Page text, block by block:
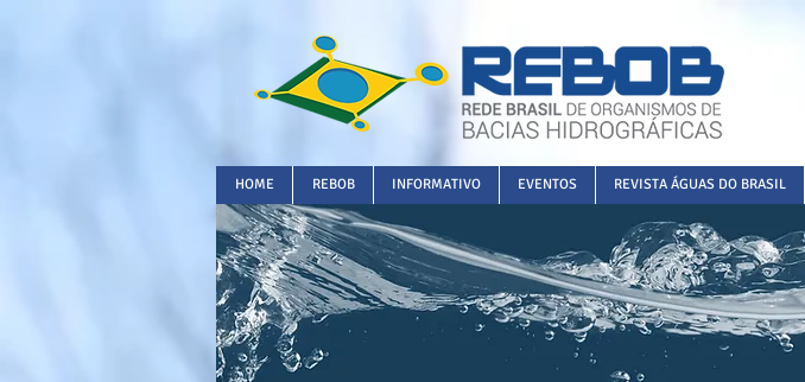
HOME REBOB INFORMATIVO EVENTOS REVISTA ÁGUAS DO BRASIL